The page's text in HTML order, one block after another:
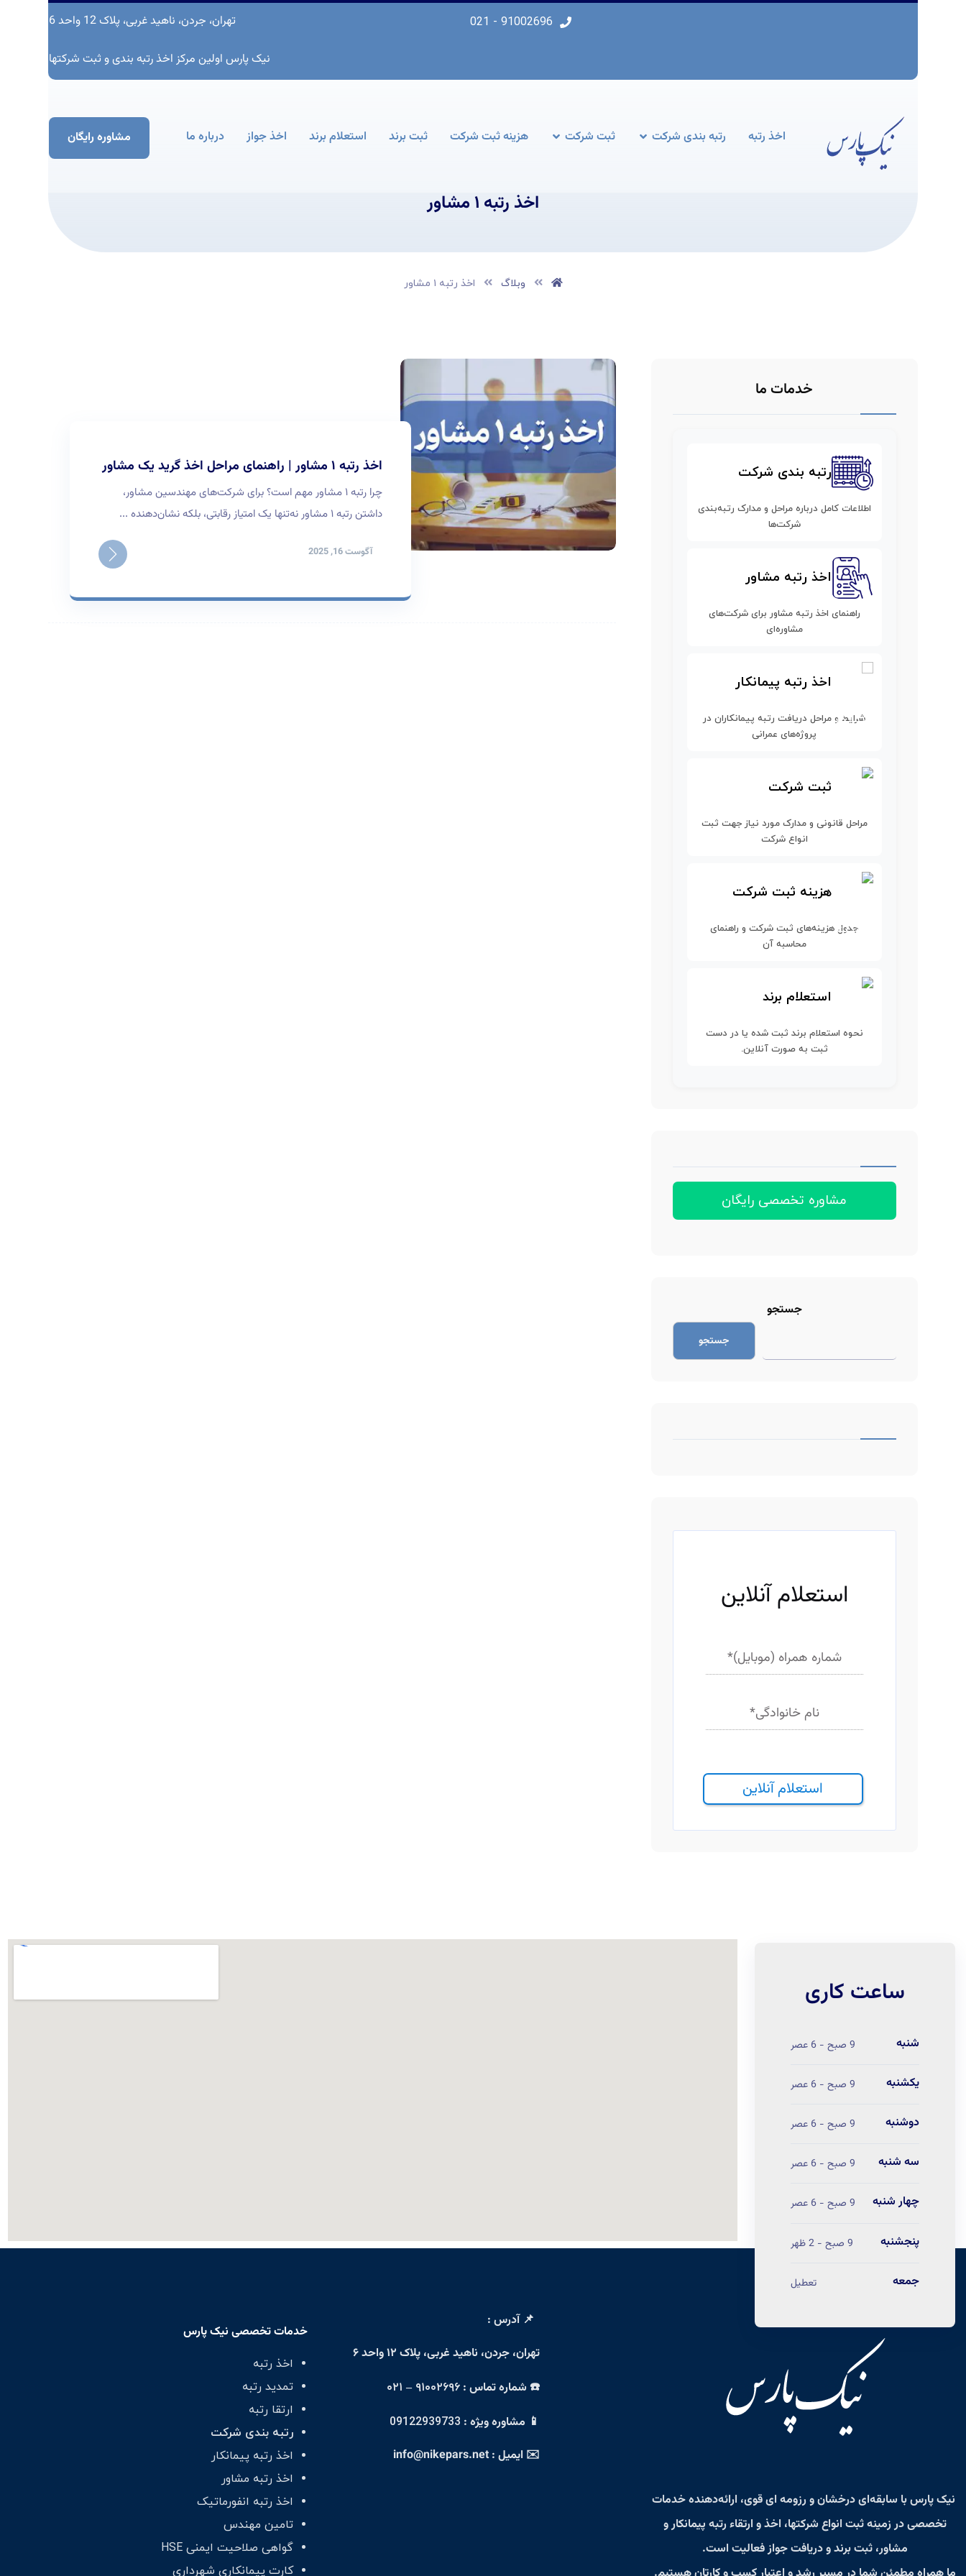
تهران، جردن، ناهید غربی، پلاک 12 واحد 6 91002696 - 021
نیک پارس اولین مرکز اخذ رتبه بندی و ثبت شرکتها
مشاوره رایگان اخذ رتبه رتبه بندی شرکت ثبت شرکت هزینه ثبت شرکت ثبت برند استعلام برند اخذ جواز درباره ما
اخذ رتبه ۱ مشاور
وبلاگ اخذ رتبه ۱ مشاور
اخذ رتبه ۱ مشاور | راهنمای مراحل اخذ گرید یک مشاور
آگوست 16, 2025
چرا رتبه ۱ مشاور مهم است؟ برای شرکت‌های مهندسین مشاور،
داشتن رتبه ۱ مشاور نه‌تنها یک امتیاز رقابتی، بلکه نشان‌دهنده ...
خدمات ما
رتبه بندی شرکت
اطلاعات کامل درباره مراحل و مدارک رتبه‌بندی
شرکت‌ها
اخذ رتبه مشاور
راهنمای اخذ رتبه مشاور برای شرکت‌های
مشاوره‌ای
اخذ رتبه پیمانکار
شرایط و مراحل دریافت رتبه پیمانکاران در
پروژه‌های عمرانی
ثبت شرکت
مراحل قانونی و مدارک مورد نیاز جهت ثبت
انواع شرکت
هزینه ثبت شرکت
جدول هزینه‌های ثبت شرکت و راهنمای
محاسبه آن
استعلام برند
نحوه استعلام برند ثبت شده یا در دست
ثبت به صورت آنلاین.
مشاوره تخصصی رایگان
جستجو
جستجو
ف
استعلام آنلاین
شماره همراه (موبایل)*
نام خانوادگی*
استعلام آنلاین
ساعت کاری
شنبه 9 صبح - 6 عصر
یکشنبه 9 صبح - 6 عصر
دوشنبه 9 صبح - 6 عصر
سه شنبه 9 صبح - 6 عصر
چهار شنبه 9 صبح - 6 عصر
پنجشنبه 9 صبح - 2 ظهر
جمعه تعطیل
نیک پارسبا سابقه‌ای درخشان و رزومه‌ ای قوی، ارائه‌دهنده خدمات
تخصصی در زمینهثبت انواع شرکتها، اخذ و ارتقاء رتبه پیمانکار و
مشاور، ثبت برند و دریافت جواز فعالیتاست.
📌 آدرس :
تهران، جردن، ناهید غربی، پلاک ۱۲ واحد ۶
☎️ شماره تماس : ۹۱۰۰۲۶۹۶ – ۰۲۱
📱 مشاوره ویژه : 09122939733
✉️ ایمیل : info@nikepars.net
خدمات تخصصی نیک پارس
اخذ رتبه
تمدید رتبه
ارتقا رتبه
رتبه بندی شرکت
اخذ رتبه پیمانکار
اخذ رتبه مشاور
اخذ رتبه انفورماتیک
تامین مهندس
گواهی صلاحیت ایمنی HSE
کارت پیمانکاری شهرداری